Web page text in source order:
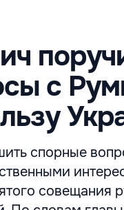
с
спорные
совещания